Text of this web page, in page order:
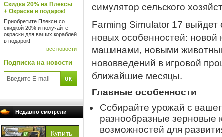
Скидка 20% на Плексы
+ Окраски в подарок!
Приобретите Плексы со
скидкой 20% и получайте
окраски для ваших кораблей
в подарок!
все новости
Подписка на новости
Недавно смотрели
симулятор сельского
Farming Simulator 17
новых особенностей:
машинами, новыми
нововведений в игровой
ближайшие месяцы.
Главные особенности
Собирайте урожай с
разнообразные зерновые
возможностей для